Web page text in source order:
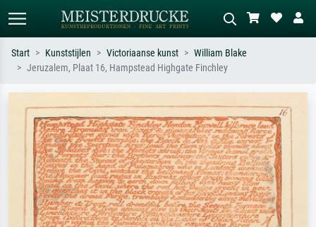
Zoek op kunstenaar, titel of stijl – bijv.
Monet, Sterrennacht, impressionisme,
Hokusai-golf, naakt.
Beschrijf de scène – bijv. groene
weide, abstract met veel rood, donker
olieverfschilderij, staand naakt naast
een boom.
Start Kunststijlen Victoriaanse kunst
William Blake
Jeruzalem, Plaat 16, Hampstead Highgate Finchley